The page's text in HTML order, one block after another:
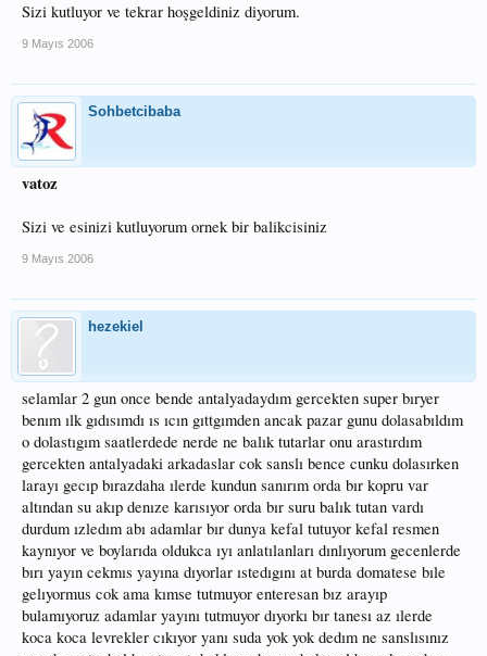
Sizi kutluyor ve tekrar hoşgeldiniz diyorum.
9 Mayıs 2006
Sohbetcibaba
vatoz
Sizi ve esinizi kutluyorum ornek bir balikcisiniz
9 Mayıs 2006
hezekiel
selamlar 2 gun once bende antalyadaydım gercekten super bıryer
benım ılk gıdısımdı ıs ıcın gıttgımden ancak pazar gunu dolasabıldım
o dolastıgım saatlerdede nerde ne balık tutarlar onu arastırdım
gercekten antalyadaki arkadaslar cok sanslı bence cunku dolasırken
larayı gecıp bırazdaha ılerde kundun sanırım orda bır kopru var
altından su akıp denıze karısıyor orda bır suru balık tutan vardı
durdum ızledım abı adamlar bır dunya kefal tutuyor kefal resmen
kaynıyor ve boylarıda oldukca ıyı anlatılanları dınlıyorum gecenlerde
bırı yayın cekmıs yayına dıyorlar ıstedıgını at burda domatese bıle
gelıyormus cok ama kımse tutmuyor enteresan bız arayıp
bulamıyoruz adamlar yayını tutmuyor dıyorkı bır tanesı az ılerde
koca koca levrekler cıkıyor yanı suda yok yok dedım ne sanslısınız